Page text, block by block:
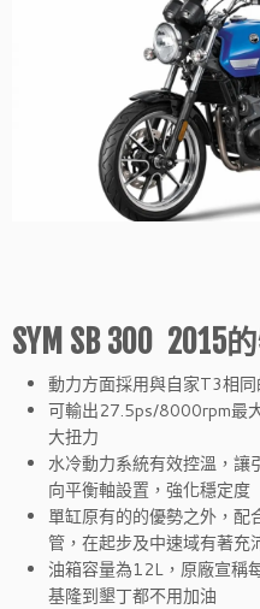
SYM SB 300 2015
動力方面採用與自家T3相
可輸出27.5ps/8000rpm最
大扭力
水冷動力系統有效控溫，讓
向平衡軸設置，強化穩定度
單缸原有的的優勢之外，配
管，在起步及中速域有著充
油箱容量為12L，原廠宣稱
基隆到墾丁都不用加油